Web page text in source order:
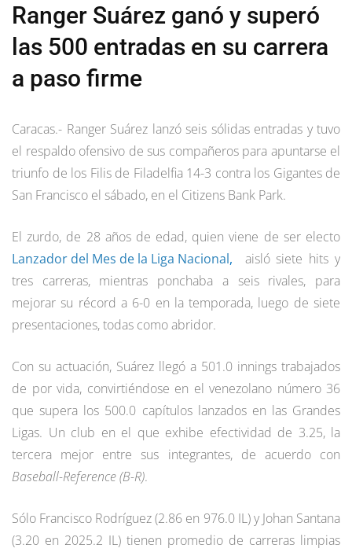
Ranger Suárez ganó y superó
las 500 entradas en su carrera
a paso firme
Caracas.- Ranger Suárez lanzó seis sólidas entradas y tuvo
el respaldo ofensivo de sus compañeros para apuntarse el
triunfo de los Filis de Filadelfia 14-3 contra los Gigantes de
San Francisco el sábado, en el Citizens Bank Park.
El zurdo, de 28 años de edad, quien viene de ser electo
Lanzador del Mes de la Liga Nacional, aisló siete hits y
tres carreras, mientras ponchaba a seis rivales, para
mejorar su récord a 6-0 en la temporada, luego de siete
presentaciones, todas como abridor.
Con su actuación, Suárez llegó a 501.0 innings trabajados
de por vida, convirtiéndose en el venezolano número 36
que supera los 500.0 capítulos lanzados en las Grandes
Ligas. Un club en el que exhibe efectividad de 3.25, la
tercera mejor entre sus integrantes, de acuerdo con
Baseball-Reference (B-R).
Sólo Francisco Rodríguez (2.86 en 976.0 IL) y Johan Santana
(3.20 en 2025.2 IL) tienen promedio de carreras limpias